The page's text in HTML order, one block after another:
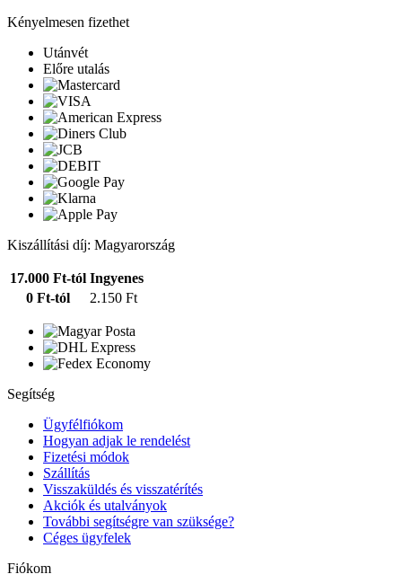
Kényelmesen fizethet
Utánvét
Előre utalás
Kiszállítási díj: Magyarország
17.000 Ft-tól Ingyenes
0 Ft-tól
2.150 Ft
Segítség
Ügyfélfiókom
Hogyan adjak le rendelést
Fizetési módok
Szállítás
Visszaküldés és visszatérítés
Akciók és utalványok
További segítségre van szüksége?
Céges ügyfelek
Fiókom